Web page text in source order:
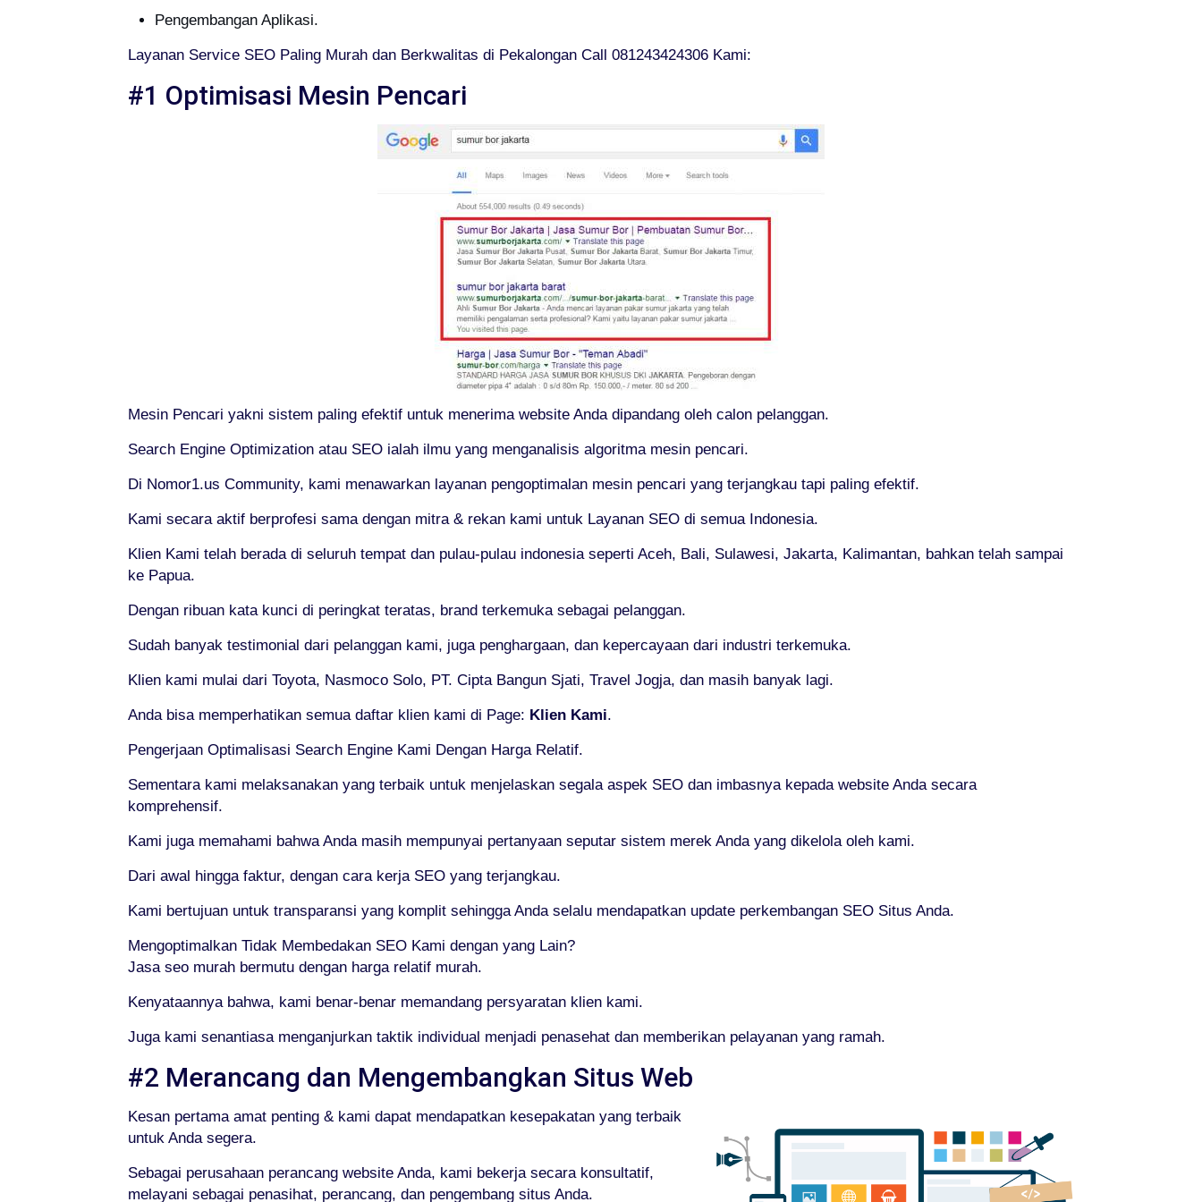
Pengembangan Aplikasi.
Layanan Service SEO Paling Murah dan Berkwalitas di Pekalongan Call 081243424306 Kami:
#1 Optimisasi Mesin Pencari
Mesin Pencari yakni sistem paling efektif untuk menerima website Anda dipandang oleh calon pelanggan.
Search Engine Optimization atau SEO ialah ilmu yang menganalisis algoritma mesin pencari.
Di Nomor1.us Community, kami menawarkan layanan pengoptimalan mesin pencari yang terjangkau tapi paling efektif.
Kami secara aktif berprofesi sama dengan mitra & rekan kami untuk Layanan SEO di semua Indonesia.
Klien Kami telah berada di seluruh tempat dan pulau-pulau indonesia seperti Aceh, Bali, Sulawesi, Jakarta, Kalimantan, bahkan telah sampai
ke Papua.
Dengan ribuan kata kunci di peringkat teratas, brand terkemuka sebagai pelanggan.
Sudah banyak testimonial dari pelanggan kami, juga penghargaan, dan kepercayaan dari industri terkemuka.
Klien kami mulai dari Toyota, Nasmoco Solo, PT. Cipta Bangun Sjati, Travel Jogja, dan masih banyak lagi.
Anda bisa memperhatikan semua daftar klien kami di Page: Klien Kami.
Pengerjaan Optimalisasi Search Engine Kami Dengan Harga Relatif.
Sementara kami melaksanakan yang terbaik untuk menjelaskan segala aspek SEO dan imbasnya kepada website Anda secara
komprehensif.
Kami juga memahami bahwa Anda masih mempunyai pertanyaan seputar sistem merek Anda yang dikelola oleh kami.
Dari awal hingga faktur, dengan cara kerja SEO yang terjangkau.
Kami bertujuan untuk transparansi yang komplit sehingga Anda selalu mendapatkan update perkembangan SEO Situs Anda.
Mengoptimalkan Tidak Membedakan SEO Kami dengan yang Lain?
Jasa seo murah bermutu dengan harga relatif murah.
Kenyataannya bahwa, kami benar-benar memandang persyaratan klien kami.
Juga kami senantiasa menganjurkan taktik individual menjadi penasehat dan memberikan pelayanan yang ramah.
#2 Merancang dan Mengembangkan Situs Web
Kesan pertama amat penting & kami dapat mendapatkan kesepakatan yang terbaik
untuk Anda segera.
Sebagai perusahaan perancang website Anda, kami bekerja secara konsultatif,
melayani sebagai penasihat, perancang, dan pengembang situs Anda.